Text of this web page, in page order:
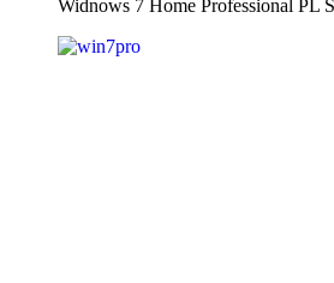
Widnows 7 Home Professional PL